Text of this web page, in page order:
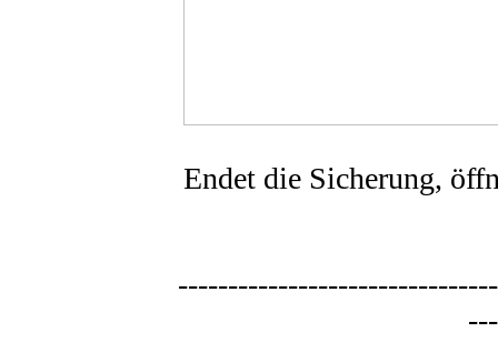
Endet die Sicherung,